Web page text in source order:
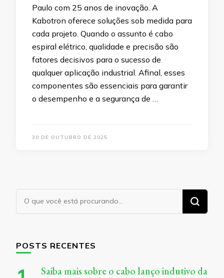
Paulo com 25 anos de inovação. A
Kabotron oferece soluções sob medida para
cada projeto. Quando o assunto é cabo
espiral elétrico, qualidade e precisão são
fatores decisivos para o sucesso de
qualquer aplicação industrial. Afinal, esses
componentes são essenciais para garantir
o desempenho e a segurança de …
30 DE OUTUBRO DE 2025
Procurando
algo?
POSTS RECENTES
Saiba mais sobre o cabo lanço indutivo da